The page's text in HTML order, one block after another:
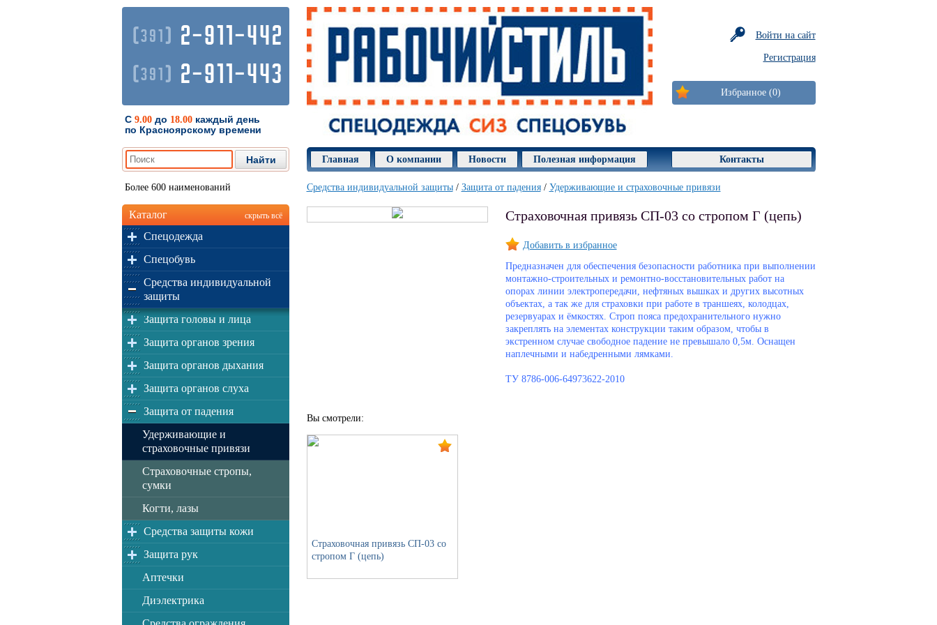
(391) 2-911-442
(391) 2-911-443
С 9.00до 18.00каждый день
по Красноярскому времени
Войти на сайт
Регистрация
Избранное (0)
Главная О компании Новости Полезная информация Контакты
Более 600 наименований
Каталог скрыть всё
Спецодежда
Спецобувь
Средства индивидуальной
защиты
Защита головы и лица
Защита органов зрения
Защита органов дыхания
Защита органов слуха
Защита от падения
Удерживающие и
страховочные привязи
Страховочные стропы,
сумки
Когти, лазы
Средства защиты кожи
Защита рук
Аптечки
Диэлектрика
Средства индивидуальной защиты/ Защита от падения/ Удерживающие и страховочные привязи
Страховочная привязь СП-03 со стропом Г (цепь)
Добавить в избранное
Предназначен для обеспечения безопасности работника при выполнении
монтажно-строительных и ремонтно-восстановительных работ на
опорах линии электропередачи, нефтяных вышках и других высотных
объектах, а так же для страховки при работе в траншеях, колодцах,
резервуарах и ёмкостях. Строп пояса предохранительного нужно
закреплять на элементах конструкции таким образом, чтобы в
экстренном случае свободное падение не превышало 0,5м. Оснащен
наплечными и набедренными лямками.
ТУ 8786-006-64973622-2010
Вы смотрели:
Страховочная привязь СП-03 со
стропом Г (цепь)